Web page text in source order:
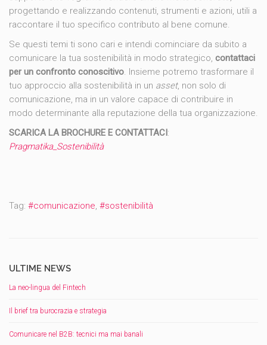
progettando e realizzando contenuti, strumenti e azioni, utili a
raccontare il tuo specifico contributo al bene comune.
Se questi temi ti sono cari e intendi cominciare da subito a
comunicare la tua sostenibilità in modo strategico, contattaci
per un confronto conoscitivo. Insieme potremo trasformare il
tuo approccio alla sostenibilità in un asset, non solo di
comunicazione, ma in un valore capace di contribuire in
modo determinante alla reputazione della tua organizzazione.
SCARICA LA BROCHURE E CONTATTACI:
Pragmatika_Sostenibilità
Tag: #comunicazione, #sostenibilità
ULTIME NEWS
La neo-lingua del Fintech
Il brief tra burocrazia e strategia
Comunicare nel B2B: tecnici ma mai banali